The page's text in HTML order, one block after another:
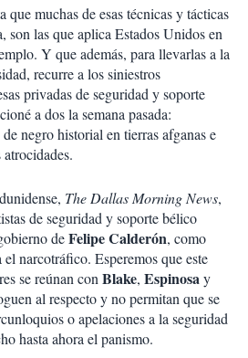
que muchas de esas técnicas y tácticas
son las que aplica Estados Unidos en
Y que además, para llevarlas a la
recurre a los siniestros
privadas de seguridad y soporte
a dos la semana pasada:
negro historial en tierras afganas e
The Dallas Morning News,
de seguridad y soporte bélico
deFelipe Calderón, como
narcotráfico. Esperemos que este
se reúnan con Blake, Espinosay
al respecto y no permitan que se
o apelaciones a la seguridad
hasta ahora el panismo.